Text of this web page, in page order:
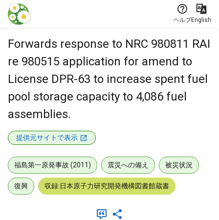
本文に飛ぶ
ヘルプEnglish
Forwards response to NRC 980811 RAI
re 980515 application for amend to
License DPR-63 to increase spent fuel
pool storage capacity to 4,086 fuel
assemblies.
提供元サイトで表示
福島第一原発事故 (2011) 震災への備え 被災状況
復興 収録:日本原子力研究開発機構図書館蔵書